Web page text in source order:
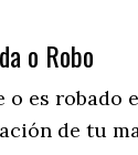
o Robo
es robado
de tu